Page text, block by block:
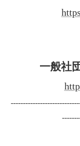
一般社